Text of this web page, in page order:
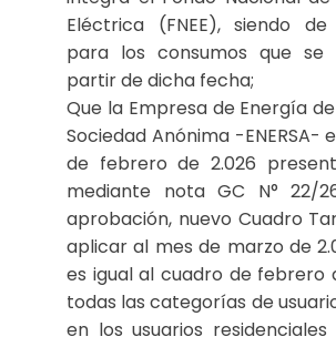
Eléctrica (FNEE), siendo
para los consumos que se
partir de dicha fecha;
Que la Empresa de Energía
Sociedad Anónima -ENERSA-
de febrero de 2.026
mediante nota GC N° 22/
aprobación, nuevo Cuadro
aplicar al mes de marzo de
es igual al cuadro de febrero
todas las categorías de
en los usuarios